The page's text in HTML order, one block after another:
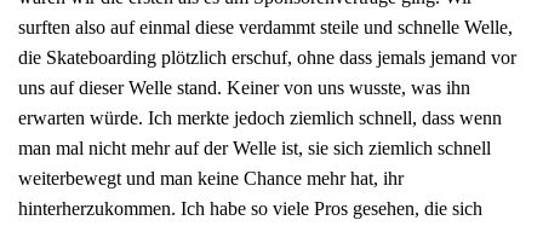
surften also auf einmal diese verdammt steile und schnelle Welle,
die Skateboarding plötzlich erschuf, ohne dass jemals jemand vor
uns auf dieser Welle stand. Keiner von uns wusste, was ihn
erwarten würde. Ich merkte jedoch ziemlich schnell, dass wenn
man mal nicht mehr auf der Welle ist, sie sich ziemlich schnell
weiterbewegt und man keine Chance mehr hat, ihr
hinterherzukommen. Ich habe so viele Pros gesehen, die sich